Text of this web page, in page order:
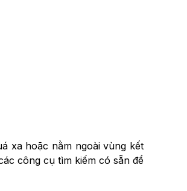
xa hoặc nằm ngoài vùng kết
công cụ tìm kiếm có sẵn để